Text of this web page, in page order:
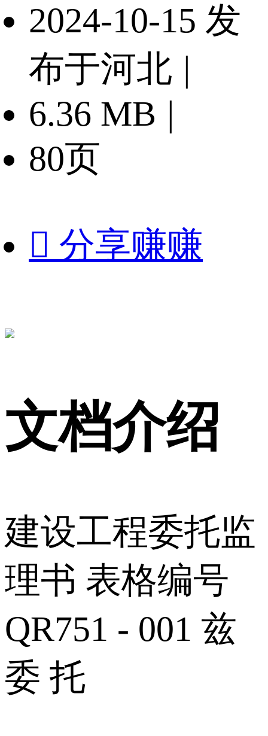
2024-10-15 发
布于河北 |
6.36 MB |
80页
 分享赚赚
文档介绍
建设工程委托监
理书 表格编号
QR751 - 001 兹
委 托